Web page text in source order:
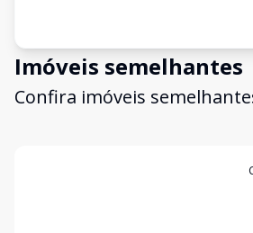
Imóveis semelhantes
Confira imóveis